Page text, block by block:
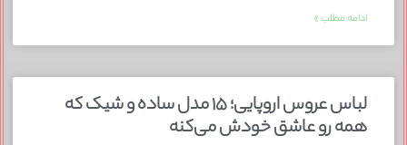
ادامه مطلب »
لباس عروس اروپایی؛ ۱۵ مدل ساده و شیک که
همه رو عاشق خودش می‌کنه